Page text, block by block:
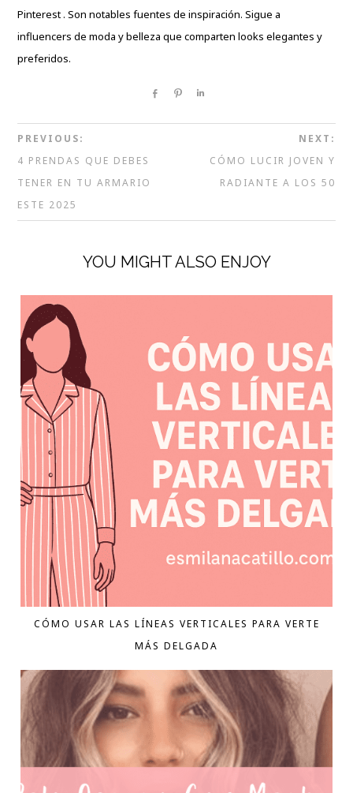
Pinterest. Son notables fuentes de inspiración. Sigue a
influencers de moda y belleza que comparten looks elegantes y
preferidos.
Share Pin
PREVIOUS:
4 PRENDAS QUE DEBES
TENER EN TU ARMARIO
ESTE 2025
NEXT:
CÓMO LUCIR JOVEN Y
RADIANTE A LOS 50
YOU MIGHT ALSO ENJOY
CÓMO USAR LAS LÍNEAS VERTICALES PARA VERTE
MÁS DELGADA